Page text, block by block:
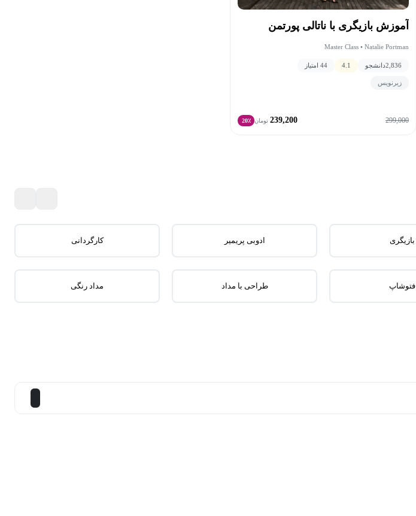
آموزش بازیگری با ناتالی پورتمن
Master Class • Natalie Portman
2,836دانشجو 4.1 44 امتیاز
زیرنویس
299,000
239,200 تومان 20٪
بازیگری ادوبی پریمیر کارگردانی
فتوشاپ طراحی با مداد مداد رنگی